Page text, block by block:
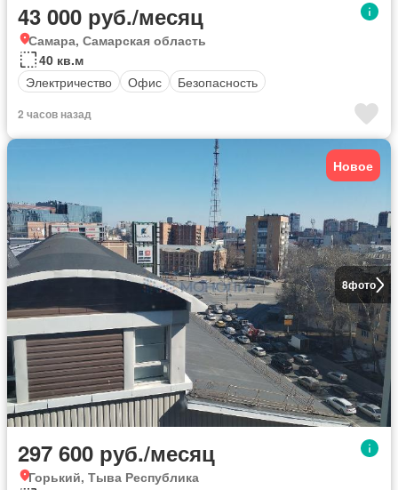
43 000 руб./месяц
Самара, Самарская область
40 кв.м
Электричество
Офис Безопасность
2 часов назад
8фото
Новое
297 600 руб./месяц
Горький, Тыва Республика